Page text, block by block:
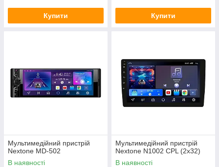
Купити Купити
Мультимедійний пристрій
Nextone MD-502
В наявності
Мультимедійний пристрій
Nextone N1002 CPL (2x32)
В наявності